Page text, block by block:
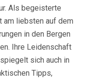
Als begeisterte
am liebsten auf dem
in den Bergen
Ihre Leidenschaft
sich auch in
Tipps,